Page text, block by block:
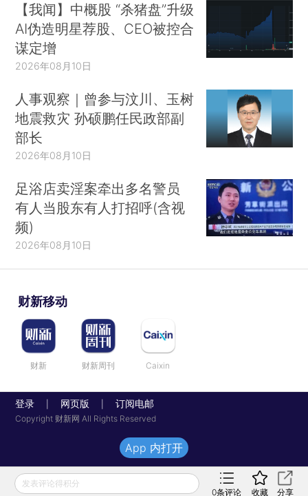
【我闻】中概股 “杀猪盘”升级
AI伪造明星荐股、CEO被控合
谋定增
2026年08月10日
人事观察｜曾参与汶川、玉树
地震救灾 孙硕鹏任民政部副
部长
2026年08月10日
足浴店卖淫案牵出多名警员
有人当股东有人打招呼(含视
频)
2026年08月10日
财新移动
财新 财新周刊 Caixin
登录 网页版 订阅电邮
Copyright 财新网 All Rights Reserved
发表评论得积分
0条评论 收藏 分享
App 内打开